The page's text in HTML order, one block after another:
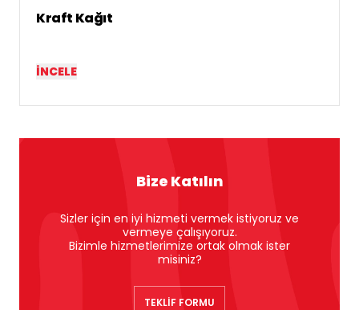
Kraft Kağıt
İNCELE
Bize Katılın
Sizler için en iyi hizmeti vermek istiyoruz ve
vermeye çalışıyoruz.
Bizimle hizmetlerimize ortak olmak ister
misiniz?
TEKLİF FORMU